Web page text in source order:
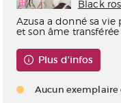
Black
Azusa a donné sa
et son âme transférée
Plus d'infos
Aucun